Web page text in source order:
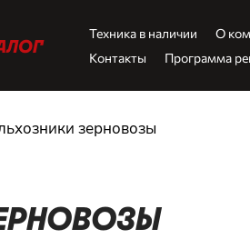
Техника в наличии О
Контакты
Программа
зерновозы